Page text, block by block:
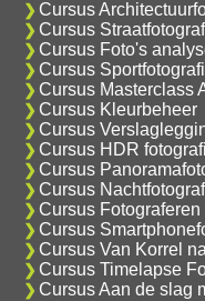
Cursus
Cursus
Cursus Foto's
Cursus
Cursus Masterclass
Cursus Kleurbeheer
Cursus
Cursus HDR
Cursus
Cursus
Cursus
Cursus
Cursus Van Korrel
Cursus Timelapse
Cursus Aan de slag